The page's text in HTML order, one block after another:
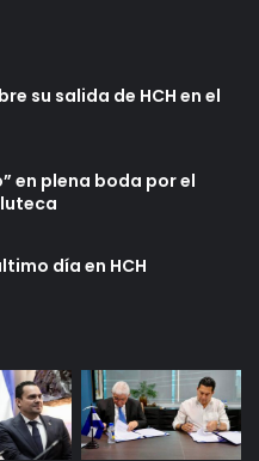
su salida de HCH en el
en plena boda por el
día en HCH